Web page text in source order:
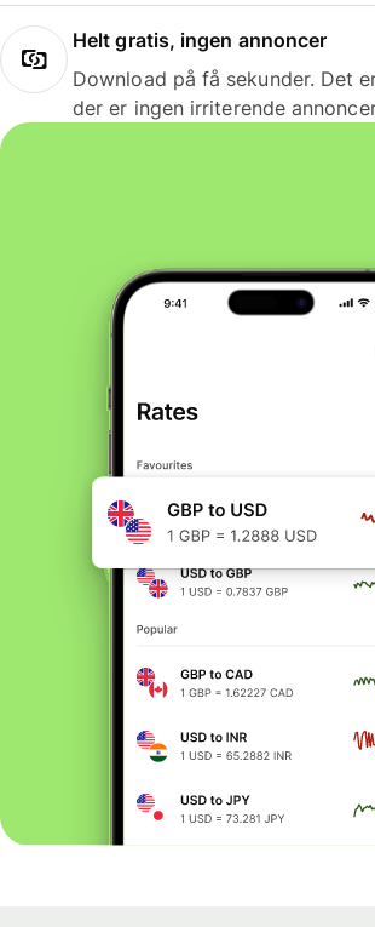
Helt gratis, ingen annoncer
Download på få sekunder. Det
der er ingen irriterende